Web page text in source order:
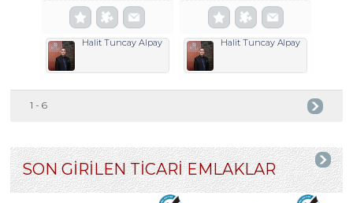
Halit Tuncay Alpay Halit Tuncay Alpay
1 - 6
SON GİRİLEN TİCARİ EMLAKLAR